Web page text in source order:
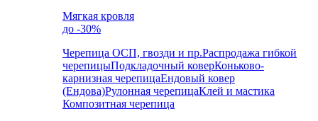
Мягкая кровля
до -30%
Черепица ОСП, гвозди и пр.Распродажа гибкой
черепицыПодкладочный коверКоньково-
карнизная черепицаЕндовый ковер
(Ендова)Рулонная черепицаКлей и мастика
Композитная черепица